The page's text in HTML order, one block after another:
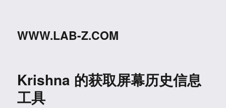
WWW.LAB-Z.COM
Krishna 的获取屏幕历史信息
工具